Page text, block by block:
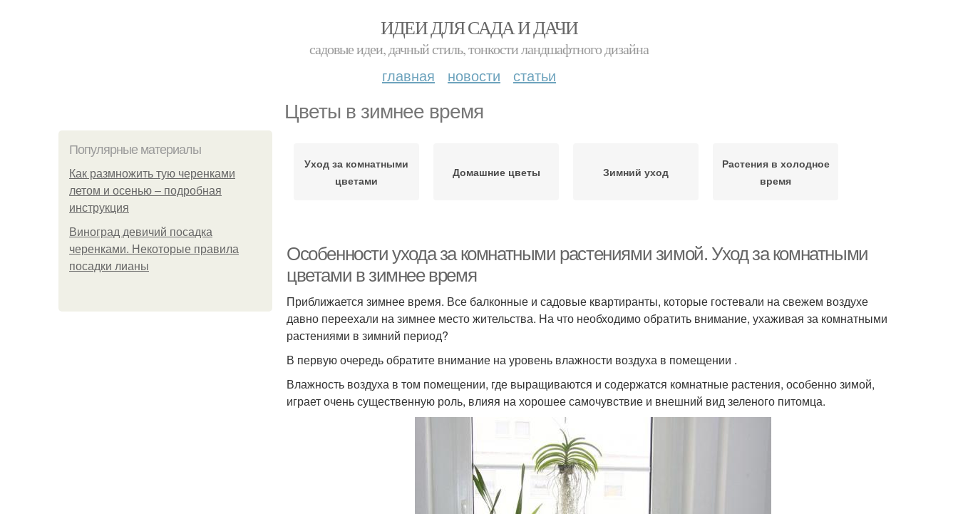
ИДЕИ ДЛЯ САДА И ДАЧИ
садовые идеи, дачный стиль, тонкости ландшафтного дизайна
главная новости статьи
Цветы в зимнее время
Популярные материалы
Как размножить тую черенками
летом и осенью – подробная
инструкция
Виноград девичий посадка
черенками. Некоторые правила
посадки лианы
Уход за комнатными
цветами
Домашние цветы Зимний уход
Растения в холодное
время
Особенности ухода за комнатными растениями зимой. Уход за комнатными
цветами в зимнее время
Приближается зимнее время. Все балконные и садовые квартиранты, которые гостевали на свежем воздухе
давно переехали на зимнее место жительства. На что необходимо обратить внимание, ухаживая за комнатными
растениями в зимний период?
В первую очередь обратите внимание на уровень влажности воздуха в помещении .
Влажность воздуха в том помещении, где выращиваются и содержатся комнатные растения, особенно зимой,
играет очень существенную роль, влияя на хорошее самочувствие и внешний вид зеленого питомца.